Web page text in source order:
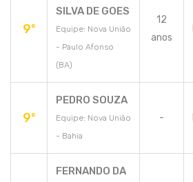
9º
SILVA DE GOES
Equipe: Nova União
- Paulo Afonso
(BA)
12
anos
9º
PEDRO SOUZA
Equipe: Nova União
- Bahia
-
FERNANDO DA